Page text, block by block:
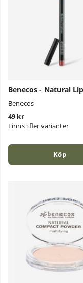
Benecos - Natural
Benecos
49 kr
Finns i fler varianter
Köp